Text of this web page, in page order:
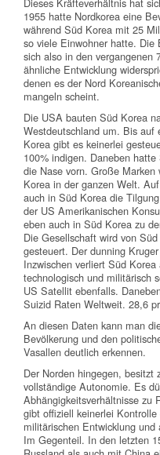
1955 hatte Nordkorea eine
während Süd Korea mit 25
so viele Einwohner hatte. Die
sich also in den vergangenen
ähnliche Entwicklung
denen es der Nord
mangeln scheint.
Die USA bauten Süd Korea
Westdeutschland um. Bis
Korea gibt es keinerlei
100% indigen. Daneben
die Nase vorn. Große
Korea in der ganzen Welt.
auch in Süd Korea die
der US Amerikanischen
eben auch in Süd Korea zu
Die Gesellschaft wird von
gesteuert. Der dunning
Inzwischen verliert Süd
technologisch und militärisch
US Satellit ebenfalls.
Suizid Raten Weltweit. 28,6
An diesen Daten kann man
Bevölkerung und den
Vasallen deutlich erkennen.
Der Norden hingegen, besitzt
vollständige Autonomie. Es
Abhängigkeitsverhältnisse zu
gibt offiziell keinerlei
militärischen Entwicklung
Im Gegenteil. In den letzten